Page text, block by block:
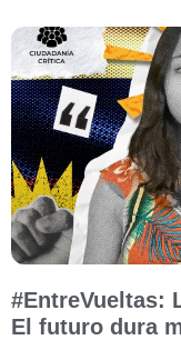
#EntreVueltas:
El futuro dura